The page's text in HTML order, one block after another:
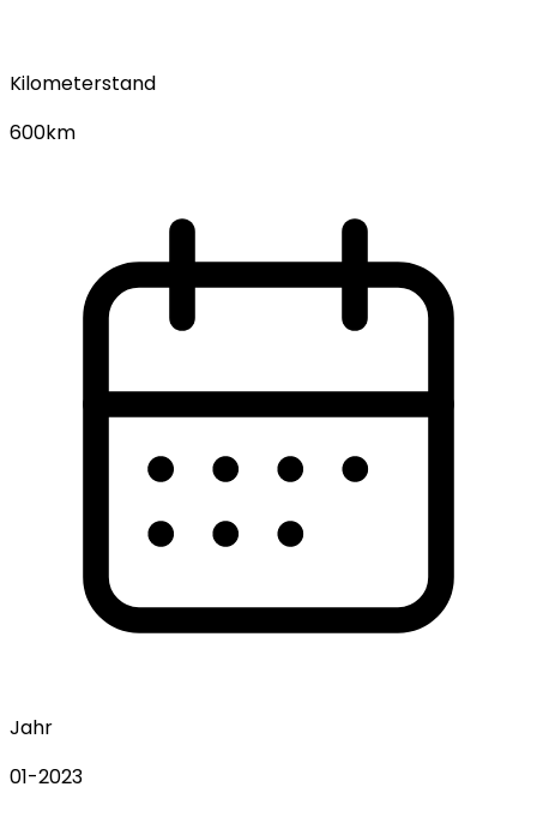
Kilometerstand
600km
Jahr
01-2023